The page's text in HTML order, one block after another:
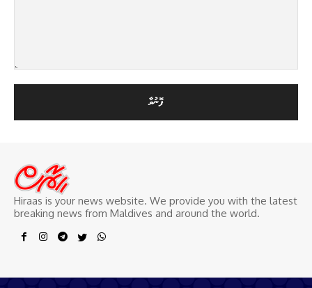
Hiraas is your news website. We provide you with the latest
breaking news from Maldives and around the world.